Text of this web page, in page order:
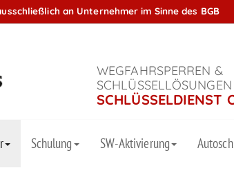
an Unternehmer im Sinne des BGB
WEGFAHRSPERREN &
SCHLÜSSELDIENST
Schulung SW-Aktivierung